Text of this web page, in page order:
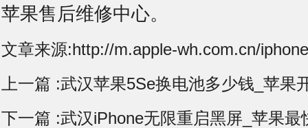
苹果售后维修中心。
文章来源:http://m.apple-wh.com.cn/
上一篇 :武汉苹果5Se换电池多少钱_苹果
下一篇 :武汉iPhone无限重启黑屏_苹果最